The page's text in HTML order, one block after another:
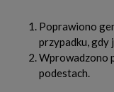
Poprawiono
przypadku, gdy
Wprowadzono
podestach.